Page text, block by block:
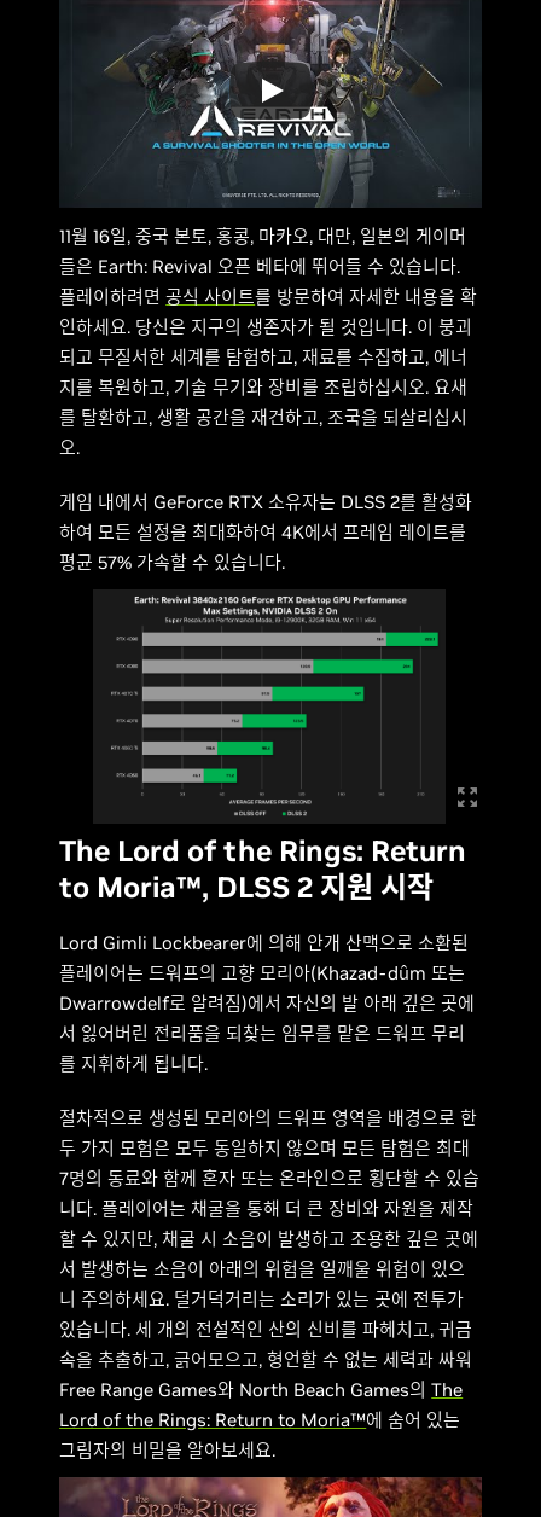
11월 16일, 중국 본토, 홍콩, 마카오, 대만, 일본의 게이머
들은 Earth: Revival 오픈 베타에 뛰어들 수 있습니다.
플레이하려면공식 사이트를 방문하여 자세한 내용을 확
인하세요. 당신은 지구의 생존자가 될 것입니다. 이 붕괴
되고 무질서한 세계를 탐험하고, 재료를 수집하고, 에너
지를 복원하고, 기술 무기와 장비를 조립하십시오. 요새
를 탈환하고, 생활 공간을 재건하고, 조국을 되살리십시
오.
게임 내에서 GeForce RTX 소유자는 DLSS 2를 활성화
하여 모든 설정을 최대화하여 4K에서 프레임 레이트를
평균 57% 가속할 수 있습니다.
The Lord of the Rings: Return
to Moria™, DLSS 2 지원 시작
Lord Gimli Lockbearer에 의해 안개 산맥으로 소환된
플레이어는 드워프의 고향 모리아(Khazad-dûm 또는
Dwarrowdelf로 알려짐)에서 자신의 발 아래 깊은 곳에
서 잃어버린 전리품을 되찾는 임무를 맡은 드워프 무리
를 지휘하게 됩니다.
절차적으로 생성된 모리아의 드워프 영역을 배경으로 한
두 가지 모험은 모두 동일하지 않으며 모든 탐험은 최대
7명의 동료와 함께 혼자 또는 온라인으로 횡단할 수 있습
니다. 플레이어는 채굴을 통해 더 큰 장비와 자원을 제작
할 수 있지만, 채굴 시 소음이 발생하고 조용한 깊은 곳에
서 발생하는 소음이 아래의 위험을 일깨울 위험이 있으
니 주의하세요. 덜거덕거리는 소리가 있는 곳에 전투가
있습니다. 세 개의 전설적인 산의 신비를 파헤치고, 귀금
속을 추출하고, 긁어모으고, 형언할 수 없는 세력과 싸워
Free Range Games와 North Beach Games의The
Lord of the Rings: Return to Moria™에 숨어 있는
그림자의 비밀을 알아보세요.